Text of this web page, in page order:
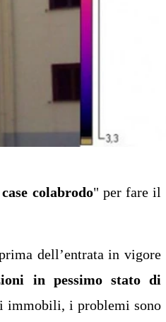
colabrodo" per fare il
dell’entrata in vigore
in pessimo stato di
immobili, i problemi sono